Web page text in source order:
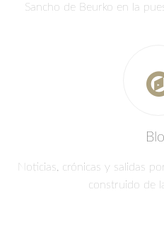
Sancho de Beurko en la
Noticias, crónicas y salidas
construido de